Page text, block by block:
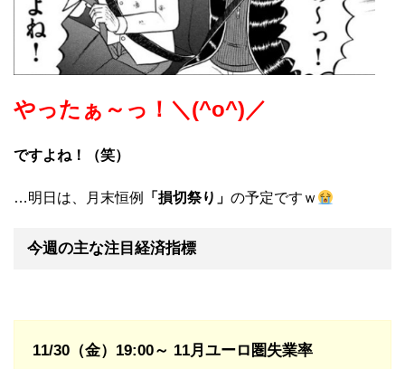
やったぁ～っ！＼(^o^)／
ですよね！（笑）
…明日は、月末恒例 「損切祭り」 の予定ですｗ
今週の主な注目経済指標
11/30（金）19:00～ 11月ユーロ圏失業率